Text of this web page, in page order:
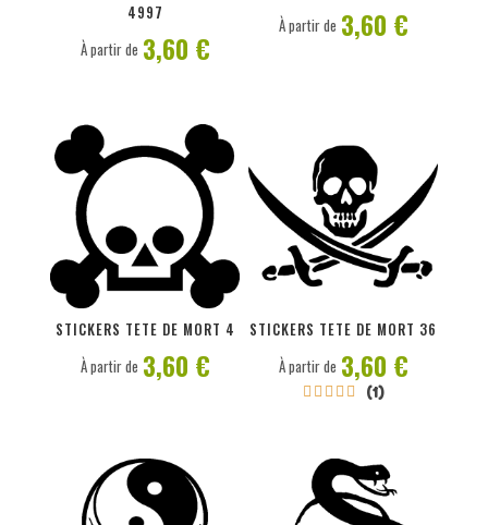
4997
À partir de 3,60 €
À partir de 3,60 €
STICKERS TETE DE MORT 4
À partir de 3,60 €
STICKERS TETE DE MORT 36
     (1)
À partir de 3,60 €